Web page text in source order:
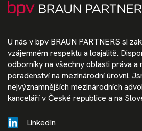
U nás v bpv BRAUN PARTNERS si
vzájemném respektu a loajalitě.
odborníky na všechny oblasti práva a
poradenství na mezinárodní úrovni.
nejvýznamnějších mezinárodních
kanceláří v České republice a na
LinkedIn